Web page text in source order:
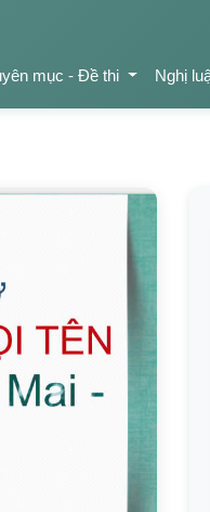
mục - Đề thi Nghị